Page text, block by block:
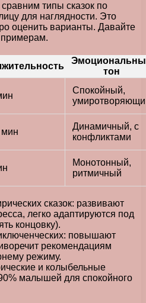
типы сказок по
для наглядности. Это
оценить варианты. Давайте
примерам.
тон
Спокойный,
мин
Динамичный, с
конфликтами
Монотонный,
ритмичный
сказок: развивают
легко адаптируются под
концовку).
повышают
рекомендациям
режиму.
и колыбельные
малышей для спокойного